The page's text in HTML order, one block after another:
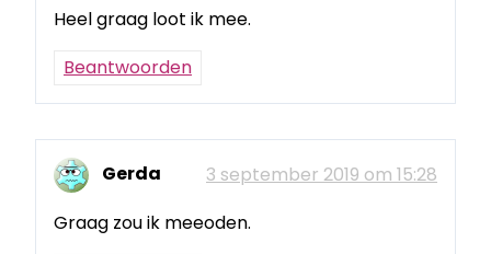
Heel graag loot ik mee.
Beantwoorden
Gerda
3 september 2019 om 15:28
Graag zou ik meeoden.